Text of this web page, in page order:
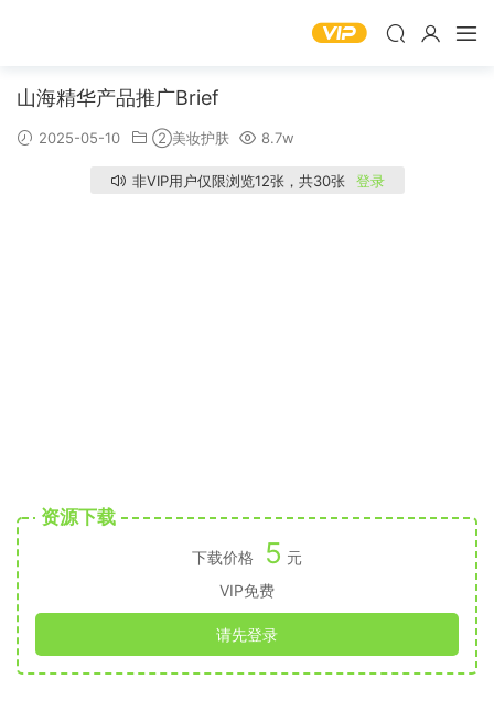
山海精华产品推广Brief
2025-05-10 ②美妆护肤 8.7w
非VIP用户仅限浏览12张，共30张 登录
资源下载
下载价格 5 元
VIP免费
请先登录